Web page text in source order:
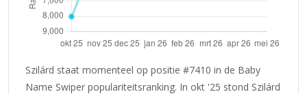
Szilárd staat momenteel op positie #7410 in de Baby
Name Swiper populariteitsranking. In okt '25 stond Szilárd